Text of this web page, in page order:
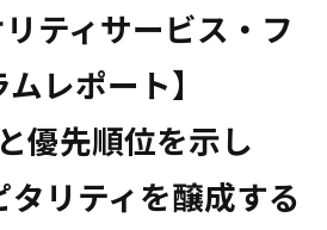
リティサービス・フ
レポート】
優先順位を示し
リティを醸成する